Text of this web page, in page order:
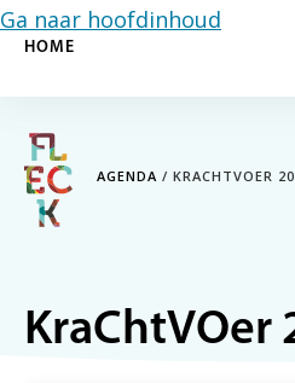
Ga naar hoofdinhoud
HOME
AGENDA / KRACHTVOER
KraChtVOer